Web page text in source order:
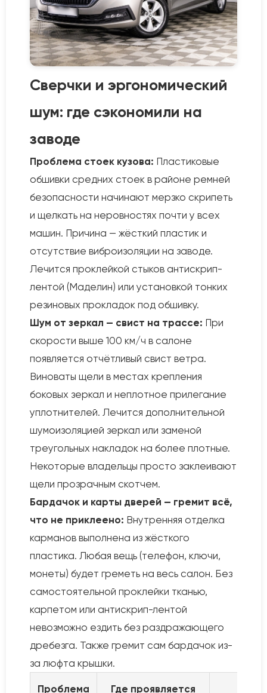
Сверчки и эргономический
шум: где сэкономили на
заводе
Проблема стоек кузова: Пластиковые
обшивки средних стоек в районе ремней
безопасности начинают мерзко скрипеть
и щелкать на неровностях почти у всех
машин. Причина — жёсткий пластик и
отсутствие виброизоляции на заводе.
Лечится проклейкой стыков антискрип-
лентой (Маделин) или установкой тонких
резиновых прокладок под обшивку.
Шум от зеркал — свист на трассе: При
скорости выше 100 км/ч в салоне
появляется отчётливый свист ветра.
Виноваты щели в местах крепления
боковых зеркал и неплотное прилегание
уплотнителей. Лечится дополнительной
шумоизоляцией зеркал или заменой
треугольных накладок на более плотные.
Некоторые владельцы просто заклеивают
щели прозрачным скотчем.
Бардачок и карты дверей — гремит всё,
что не приклеено: Внутренняя отделка
карманов выполнена из жёсткого
пластика. Любая вещь (телефон, ключи,
монеты) будет греметь на весь салон. Без
самостоятельной проклейки тканью,
карпетом или антискрип-лентой
невозможно ездить без раздражающего
дребезга. Также гремит сам бардачок из-
за люфта крышки.
Проблема Где проявляется